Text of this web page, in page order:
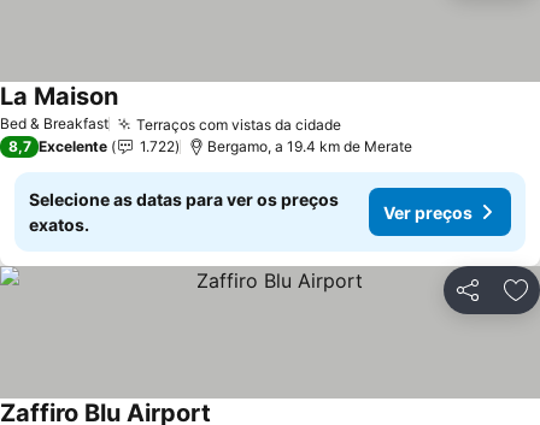
Bed & Breakfast Terraços com vistas da cidadeVer preços
La MaisonVer preços
8,7 Excelente 1.722 Bergamo, a 19.4 km de Merate
Selecione as datas para ver os preços
exatos.
Ver preços
Partilhar
Zaffiro Blu Airport